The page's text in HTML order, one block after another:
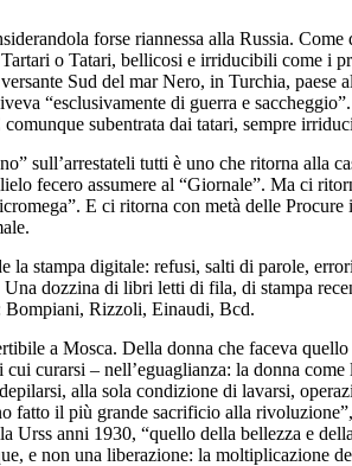
forse riannessa alla Russia.
o Tatari, bellicosi e irriducibili come i
Sud del mar Nero, in Turchia, paese
“esclusivamente di guerra e
subentrata dai tatari, sempre
sull’arrestateli tutti è uno che ritorna alla
fecero assumere al “Giornale”. Ma ci
E ci ritorna con metà delle Procure
la stampa digitale: refusi, salti di parole,
dozzina di libri letti di fila, di stampa
Bompiani, Rizzoli, Einaudi, Bcd.
a Mosca. Della donna che faceva
curarsi – nell’eguaglianza: la donna come
alla sola condizione di lavarsi,
fatto il più grande sacrificio alla
Urss anni 1930, “quello della bellezza e
e non una liberazione: la moltiplicazione